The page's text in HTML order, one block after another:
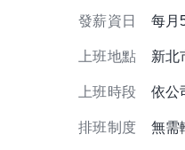
發薪資日 每月
上班地點 新北
上班時段 依公
排班制度 無需